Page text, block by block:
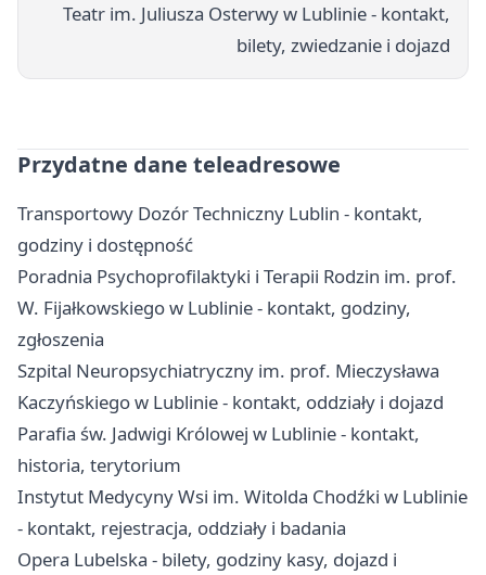
Teatr im. Juliusza Osterwy w Lublinie - kontakt,
bilety, zwiedzanie i dojazd
Przydatne dane teleadresowe
Transportowy Dozór Techniczny Lublin - kontakt,
godziny i dostępność
Poradnia Psychoprofilaktyki i Terapii Rodzin im. prof.
W. Fijałkowskiego w Lublinie - kontakt, godziny,
zgłoszenia
Szpital Neuropsychiatryczny im. prof. Mieczysława
Kaczyńskiego w Lublinie - kontakt, oddziały i dojazd
Parafia św. Jadwigi Królowej w Lublinie - kontakt,
historia, terytorium
Instytut Medycyny Wsi im. Witolda Chodźki w Lublinie
- kontakt, rejestracja, oddziały i badania
Opera Lubelska - bilety, godziny kasy, dojazd i